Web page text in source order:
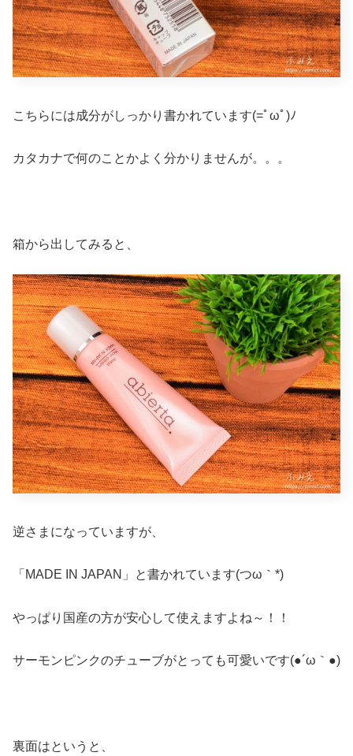
こちらには成分がしっかり書かれています(=ﾟωﾟ)ﾉ
カタカナで何のことかよく分かりませんが。。。
箱から出してみると、
逆さまになっていますが、
「MADE IN JAPAN」と書かれています(つω｀*)
やっぱり国産の方が安心して使えますよね～！！
サーモンピンクのチューブがとっても可愛いです(●´ω｀●)
裏面はというと、